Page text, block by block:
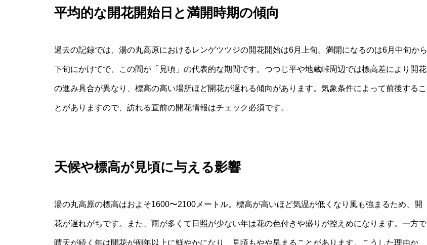
平均的な開花開始日と満開時期の傾向
過去の記録では、湯の丸高原におけるレンゲツツジの開花開始は6月上旬。満開になるのは6月中旬から
下旬にかけてで、この間が「見頃」の代表的な期間です。つつじ平や地蔵峠周辺では標高差により開花
の進み具合が異なり、標高の高い場所ほど開花が遅れる傾向があります。気象条件によって前後するこ
とがありますので、訪れる直前の開花情報はチェック必須です。
天候や標高が見頃に与える影響
湯の丸高原の標高はおよそ1600〜2100メートル。標高が高いほど気温が低くなり風も強まるため、開
花が遅れがちです。また、雨が多くて日照が少ない年は花の色付きや盛りが控えめになります。一方で
晴天が続く年は開花が例年以上に鮮やかになり、見頃もやや早まることがあります。こうした理由か